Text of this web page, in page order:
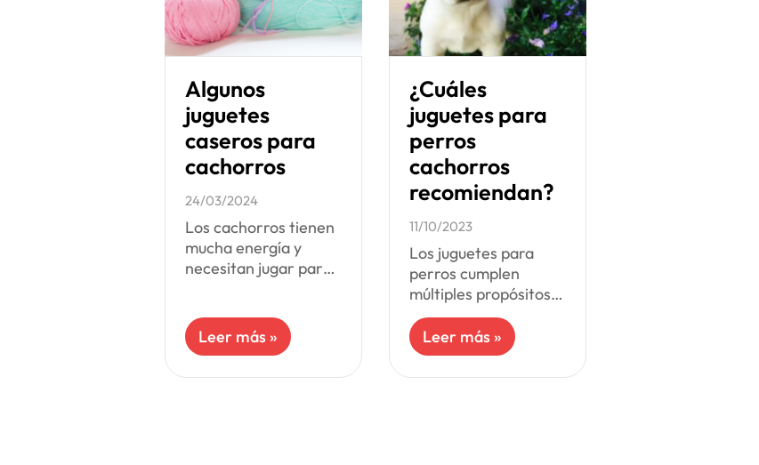
Algunos
juguetes
caseros para
cachorros
24/03/2024
Los cachorros tienen
mucha energía y
necesitan jugar para
no tienes mucho
presupuesto para sus
Leer más »
¿Cuáles
juguetes para
perros
cachorros
recomiendan?
11/10/2023
Los juguetes para
perros cumplen
múltiples propósitos,
siendo la diversión el
principal de ellos.
Tanto los perros
adultos como los
Leer más »